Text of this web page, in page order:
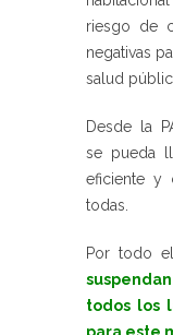
riesgo de
negativas
salud
Desde la
se pueda
eficiente y
todas.
Por todo
todos los